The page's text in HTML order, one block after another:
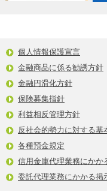
個人情報保護宣言
金融商品に係る勧誘方針
金融円滑化方針
保険募集指針
利益相反管理方針
反社会的勢力に対する基
各種預金規定
信用金庫代理業務にかか
委託代理業務にかかる掲